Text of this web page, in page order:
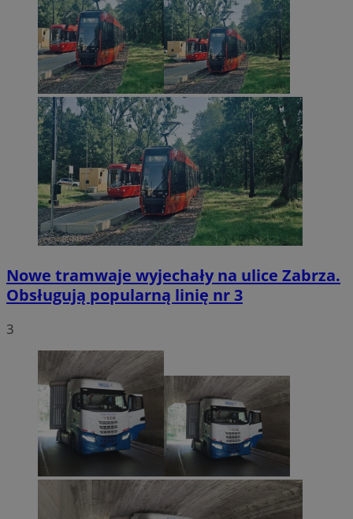
Nowe tramwaje wyjechały na ulice Zabrza.
Obsługują popularną linię nr 3
3